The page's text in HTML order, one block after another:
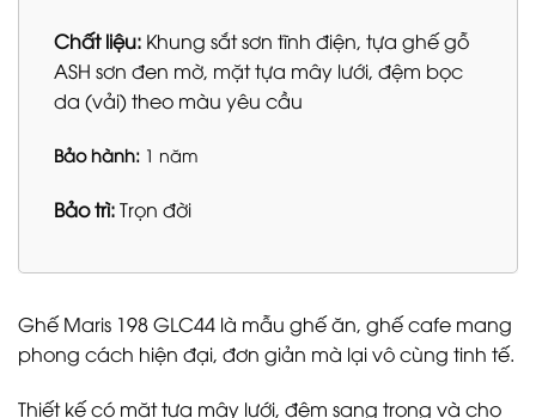
Chất liệu: Khung sắt sơn tĩnh điện, tựa ghế gỗ
ASH sơn đen mờ, mặt tựa mây lưới, đệm bọc
da (vải) theo màu yêu cầu
Bảo hành: 1 năm
Bảo trì:Trọn đời
Ghế Maris 198 GLC44 là mẫu ghế ăn, ghế cafe mang
phong cách hiện đại, đơn giản mà lại vô cùng tinh tế.
Thiết kế có mặt tựa mây lưới, đệm sang trọng và cho